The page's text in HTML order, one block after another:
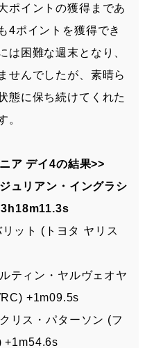
ポイントの獲得まであ
4ポイントを獲得でき
は困難な週末となり、
せんでしたが、素晴ら
態に保ち続けてくれた
。
ア デイ4の結果>>
ュリアン・イングラシ
ット (トヨタ ヤリス
ティン・ヤルヴェオヤ
+1m09.5s
リス・パターソン (フ
+1m54.6s